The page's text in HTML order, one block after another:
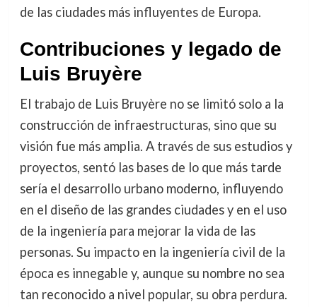
de las ciudades más influyentes de Europa.
Contribuciones y legado de
Luis Bruyère
El trabajo de Luis Bruyère no se limitó solo a la
construcción de infraestructuras, sino que su
visión fue más amplia. A través de sus estudios y
proyectos, sentó las bases de lo que más tarde
sería el desarrollo urbano moderno, influyendo
en el diseño de las grandes ciudades y en el uso
de la ingeniería para mejorar la vida de las
personas. Su impacto en la ingeniería civil de la
época es innegable y, aunque su nombre no sea
tan reconocido a nivel popular, su obra perdura.